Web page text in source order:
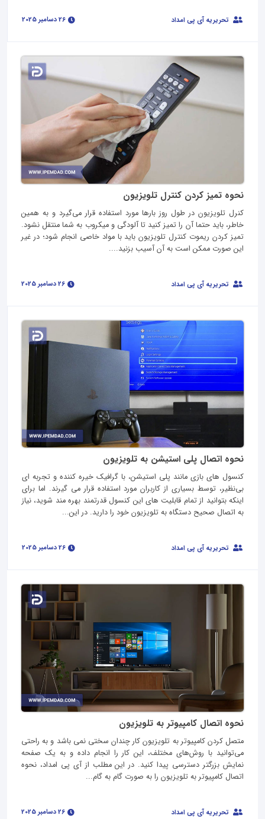
تحریریه آی پی امداد
نحوه تمیز کردن کنترل تلویزیون
کنرل تلویزیون در طول روز بارها مورد استفاده قرار می‌گیرد و به همین
خاطر، باید حتما آن را تمیز کنید تا آلودگی و میکروب به شما منتقل نشود.
تمیز کردن ریموت کنترل تلویزیون باید با مواد خاصی انجام شود؛ در غیر
این صورت ممکن است به آن آسیب بزنید....
تحریریه آی پی امداد
نحوه اتصال پلی استیشن به تلویزیون
کنسول‌ های بازی مانند پلی‌ استیشن، با گرافیک خیره‌ کننده و تجربه‌ ای
بی‌نظیر، توسط بسیاری از کاربران مورد استفاده قرار می گیرند. اما برای
اینکه بتوانید از تمام قابلیت‌ های این کنسول قدرتمند بهره‌ مند شوید، نیاز
به اتصال صحیح دستگاه به تلویزیون خود را دارید. در این...
تحریریه آی پی امداد
نحوه اتصال کامپیوتر به تلویزیون
متصل کردن کامپیوتر به تلویزیون کار چندان سختی نمی باشد و به راحتی
می‌توانید با روش‌های مختلف، این کار را انجام داده و به یک صفحه
نمایش بزرگتر دسترسی پیدا کنید. در این مطلب از آی پی امداد، نحوه
اتصال کامپیوتر به تلویزیون را به صورت گام به گام...
تحریریه آی پی امداد